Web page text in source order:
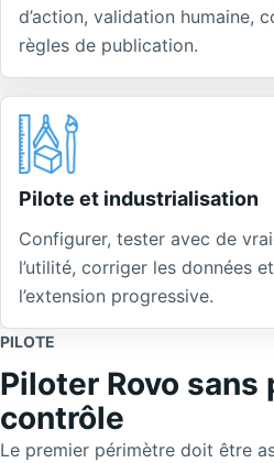
d’action, validation humaine,
règles de publication.
Pilote et industrialisation
Configurer, tester avec de
l’utilité, corriger les données
l’extension progressive.
PILOTE
Piloter Rovo sans
contrôle
Le premier périmètre doit être